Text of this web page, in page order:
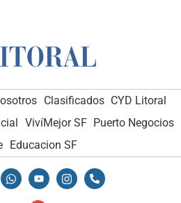
Clasificados CYD Litoral
VivíMejor SF Puerto Negocios
Educacion SF